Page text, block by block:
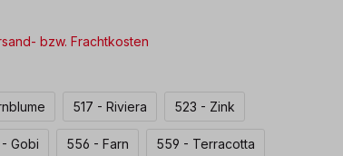
bzw. Frachtkosten
517 - Riviera 523 - Zink
Gobi 556 - Farn 559 - Terracotta